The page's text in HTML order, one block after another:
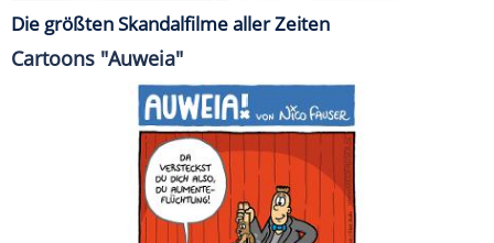
Die größten Skandalfilme aller Zeiten
Cartoons "Auweia"